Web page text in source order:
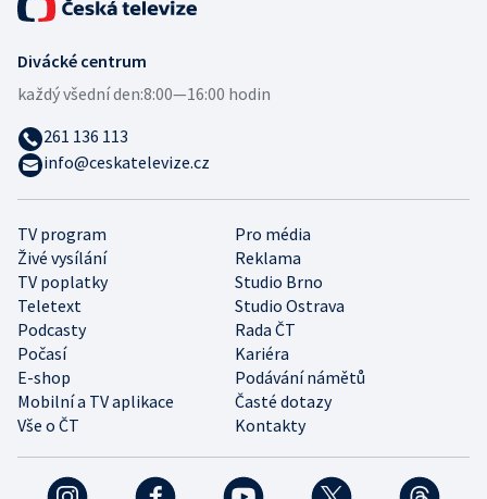
TV program
Pro média
Živé vysílání
Reklama
TV poplatky
Studio Brno
Teletext
Studio Ostrava
Podcasty
Rada ČT
Počasí
Kariéra
E-shop
Podávání námětů
Mobilní a TV aplikace
Časté dotazy
Vše o ČT
Kontakty
Divácké centrum
každý všední den:8:00—16:00 hodin
261 136 113
info@ceskatelevize.cz